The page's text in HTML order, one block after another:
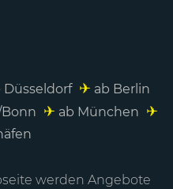
Düsseldorf ✈ ab Berlin
✈ ab München ✈
werden Angebote